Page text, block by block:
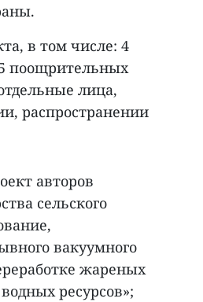
в том числе: 4
поощрительных
лица,
распространении
авторов
сельского
вакуумного
жареных
ресурсов»;